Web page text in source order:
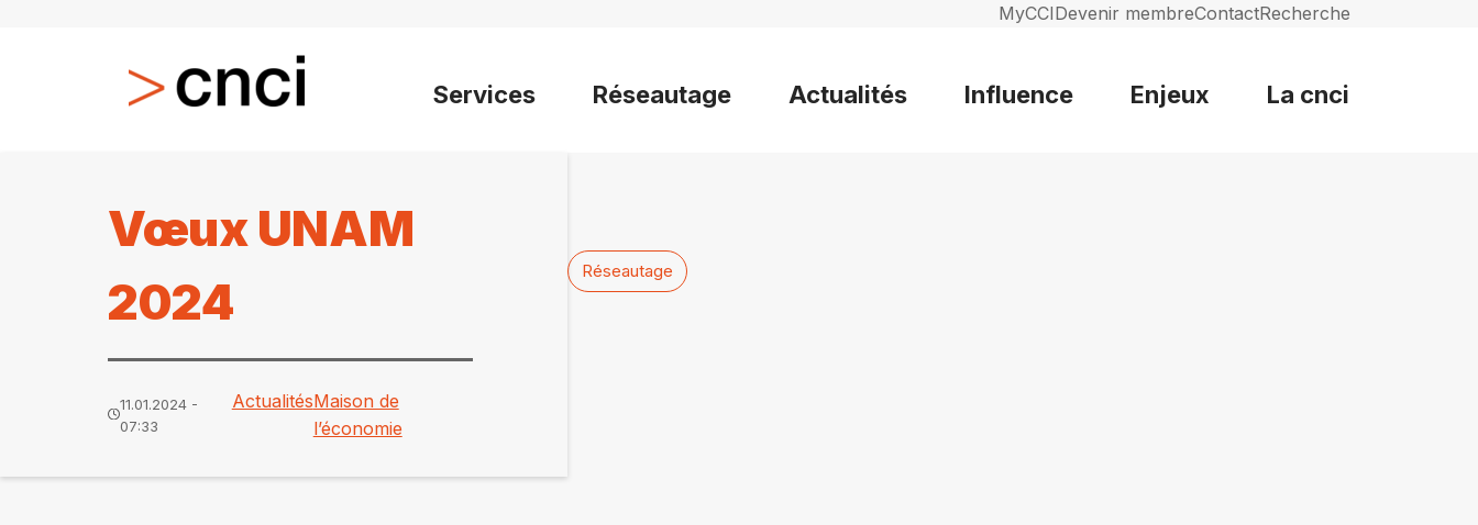
MyCCIDevenir membreContactRecherche
Services Réseautage Actualités Influence Enjeux La cnci
Vœux UNAM
2024
11.01.2024 -
07:33
ActualitésMaison de
l’économie
Réseautage